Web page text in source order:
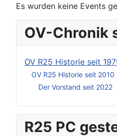
OV-Chronik
OV R25 Historie seit
OV R25 Historie seit 2010
Der Vorstand seit 2022
R25 PC
Es wurden keine Events